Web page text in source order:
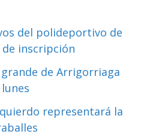
del polideportivo de
inscripción
de Arrigorriaga
representará la